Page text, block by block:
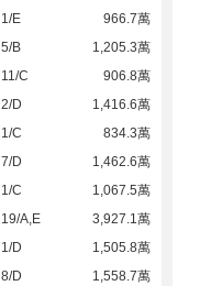
1/E
966.7萬
5/B
1,205.3萬
11/C
906.8萬
2/D
1,416.6萬
1/C
834.3萬
7/D
1,462.6萬
1/C
1,067.5萬
19/A,E
3,927.1萬
1/D
1,505.8萬
8/D
1,558.7萬